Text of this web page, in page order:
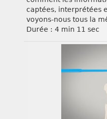
captées, interprétées
voyons-nous tous la
Durée : 4 min 11 sec